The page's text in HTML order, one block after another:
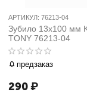
АРТИКУЛ: 76213-04
Зубило 13x100 мм
TONY 76213-04
предзаказ
290₽